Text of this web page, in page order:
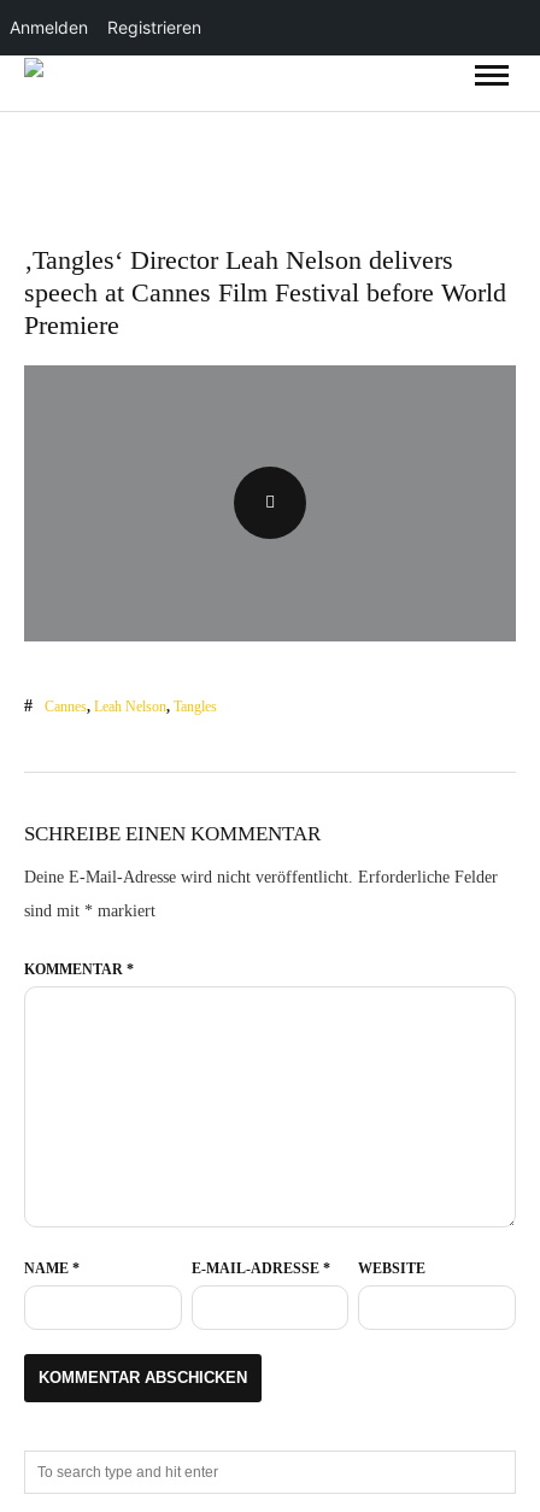
Anmelden Registrieren
‚Tangles‘ Director Leah Nelson delivers
speech at Cannes Film Festival before World
Premiere
Cannes, Leah Nelson, Tangles
SCHREIBE EINEN KOMMENTAR
Deine E-Mail-Adresse wird nicht veröffentlicht. Erforderliche Felder
sind mit * markiert
KOMMENTAR *
NAME * E-MAIL-ADRESSE * WEBSITE